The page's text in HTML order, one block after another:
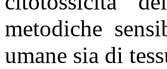
metodiche
umane sia di